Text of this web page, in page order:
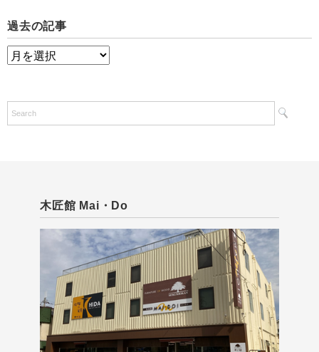
過去の記事
過
記
事
木匠館 Mai・Do